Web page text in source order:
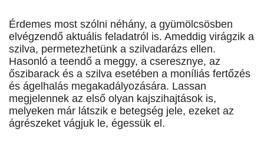
Érdemes most szólni néhány, a gyümölcsösben
elvégzendő aktuális feladatról is. Ameddig virágzik a
szilva, permetezhetünk a szilvadarázs ellen.
Hasonló a teendő a meggy, a cseresznye, az
őszibarack és a szilva esetében a moníliás fertőzés
és ágelhalás megakadályozására. Lassan
megjelennek az első olyan kaj­szihajtások is,
melyeken már látszik e betegség jele, ezeket az
ágrészeket vágjuk le, égessük el.